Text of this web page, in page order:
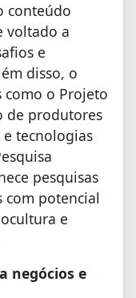
conteúdo
voltado a
e
disso, o
como o Projeto
de produtores
e tecnologias
pesquisas
com potencial
e
negócios e